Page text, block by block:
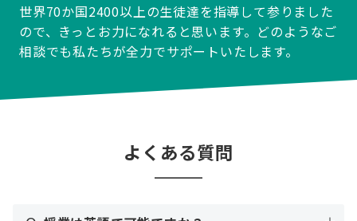
世界70か国2400以上の生徒達を指導して参りました
ので、きっとお力になれると思います。どのようなご
相談でも私たちが全力でサポートいたします。
よくある質問